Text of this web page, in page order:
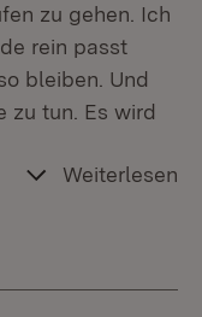
zu gehen. Ich
rein passt
bleiben. Und
zu tun. Es wird
Weiterlesen